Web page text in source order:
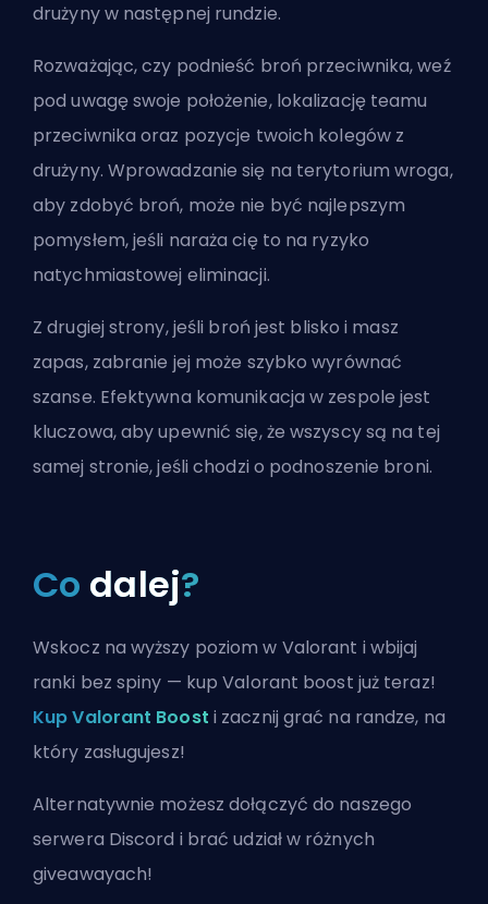
drużyny w następnej rundzie.
Rozważając, czy podnieść broń przeciwnika, weź
pod uwagę swoje położenie, lokalizację teamu
przeciwnika oraz pozycje twoich kolegów z
drużyny. Wprowadzanie się na terytorium wroga,
aby zdobyć broń, może nie być najlepszym
pomysłem, jeśli naraża cię to na ryzyko
natychmiastowej eliminacji.
Z drugiej strony, jeśli broń jest blisko i masz
zapas, zabranie jej może szybko wyrównać
szanse. Efektywna komunikacja w zespole jest
kluczowa, aby upewnić się, że wszyscy są na tej
samej stronie, jeśli chodzi o podnoszenie broni.
Co dalej?
Wskocz na wyższy poziom w Valorant i wbijaj
ranki bez spiny — kup Valorant boost już teraz!
Kup Valorant Boost i zacznij grać na randze, na
który zasługujesz!
Alternatywnie możeszdołączyć do naszego
serwera Discord i brać udział w różnych
giveawayach!